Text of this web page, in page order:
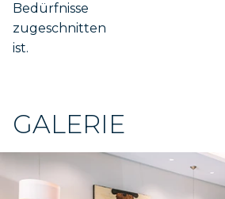
Bedürfnisse
zugeschnitten
ist.
GALERIE